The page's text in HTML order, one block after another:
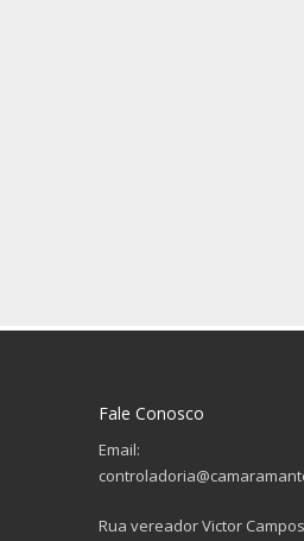
Fale Conosco
Email:
Rua vereador Victor